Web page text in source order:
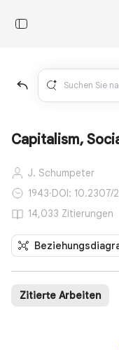
Capitalism,
J. Schumpeter
1943·DOI: 10.2307/
14,033 Zitierungen
Zitierte Arbeiten